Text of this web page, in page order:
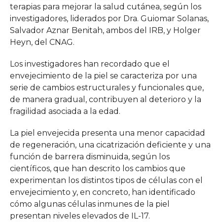
terapias para mejorar la salud cutánea, según los
investigadores, liderados por Dra. Guiomar Solanas,
Salvador Aznar Benitah, ambos del IRB, y Holger
Heyn, del CNAG.
Los investigadores han recordado que el
envejecimiento de la piel se caracteriza por una
serie de cambios estructurales y funcionales que,
de manera gradual, contribuyen al deterioro y la
fragilidad asociada a la edad.
La piel envejecida presenta una menor capacidad
de regeneración, una cicatrización deficiente y una
función de barrera disminuida, según los
científicos, que han descrito los cambios que
experimentan los distintos tipos de células con el
envejecimiento y, en concreto, han identificado
cómo algunas células inmunes de la piel
presentan niveles elevados de IL-17.